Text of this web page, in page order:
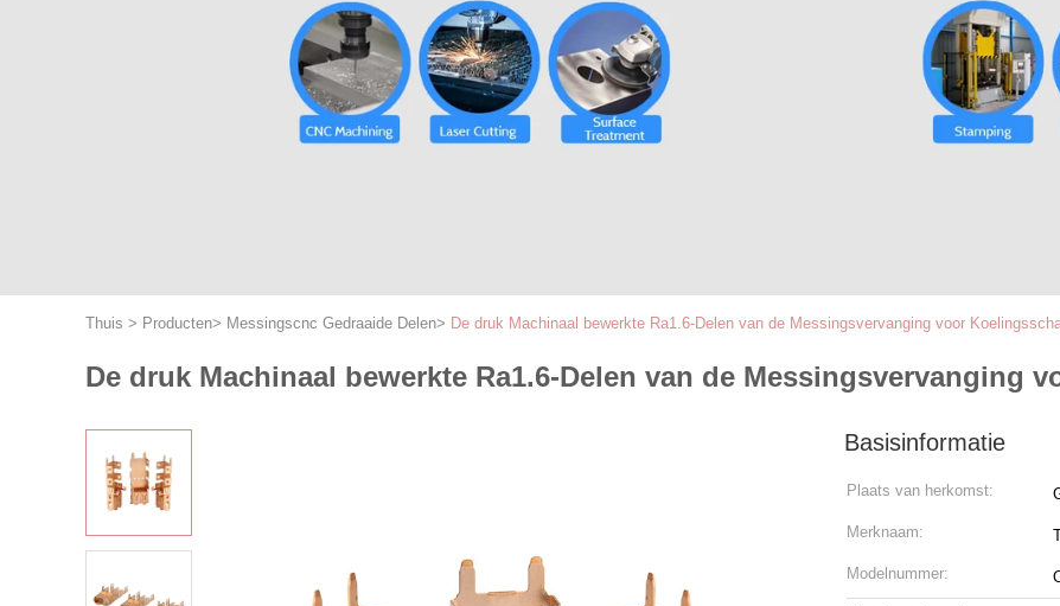
Thuis > Producten> Messingscnc Gedraaide Delen> De druk Machinaal bewerkte Ra1.6-Delen van de Messingsvervanging voor
De druk Machinaal bewerkte Ra1.6-Delen van de Messingsvervanging
Basisinformatie
Plaats van herkomst:
Merknaam:
Modelnummer: